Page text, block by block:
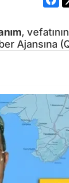
,
Ajansına